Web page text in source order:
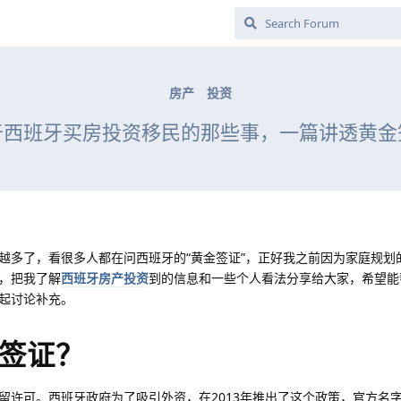
房产 投资
班牙买房投资移民的那些事，一篇讲透黄
多了，看很多人都在问西班牙的“黄金签证”，正好我之前因为家庭规划
把我了解西班牙房产投资到的信息和一些个人看法分享给大家，希望
讨论补充。
证？
许可。西班牙政府为了吸引外资，在2013年推出了这个政策，官方名